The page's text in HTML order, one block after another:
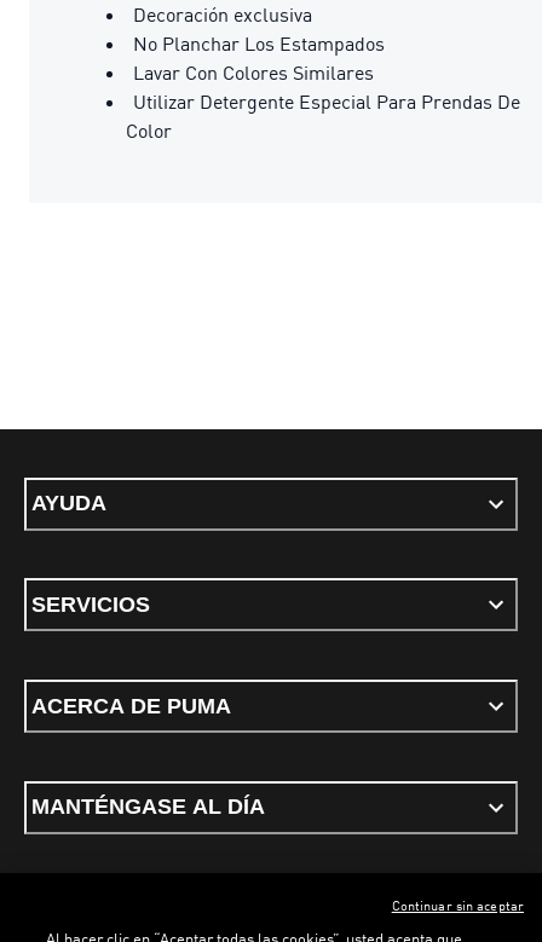
Decoración exclusiva
No Planchar Los Estampados
Lavar Con Colores Similares
Utilizar Detergente Especial Para Prendas De
Color
AYUDA
SERVICIOS
ACERCA DE PUMA
MANTÉNGASE AL DÍA
Continuar sin aceptar